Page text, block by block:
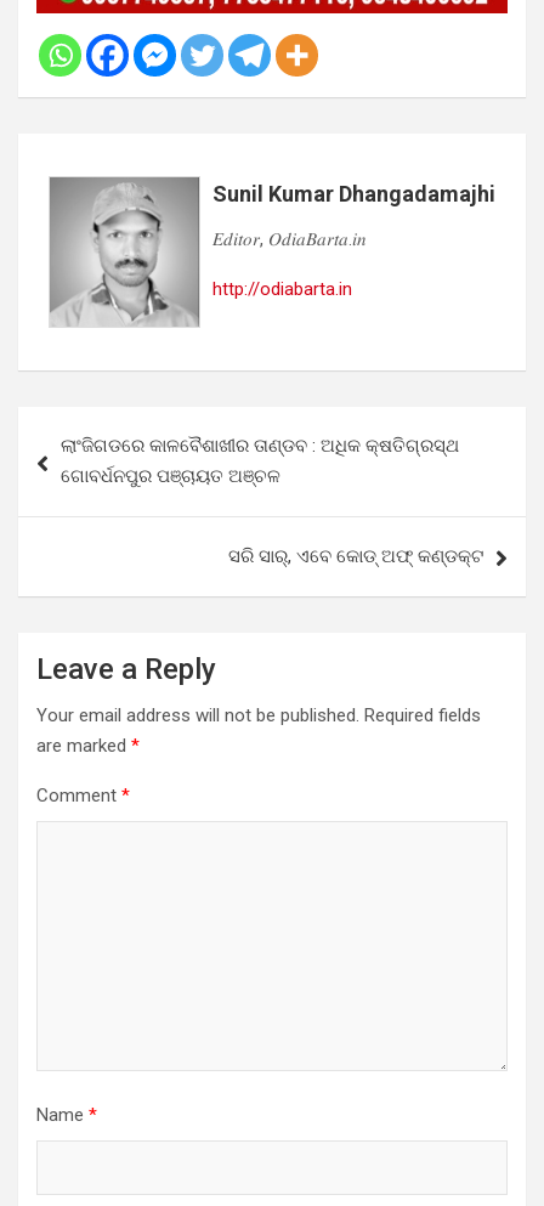
Sunil Kumar Dhangadamajhi
𝐸𝑑𝑖𝑡𝑜𝑟, 𝑂𝑑𝑖𝑎𝐵𝑎𝑟𝑡𝑎.𝑖𝑛
http://odiabarta.in
navigation
ଲାଂଜିଗଡରେ କାଳବୈଶାଖୀର ତାଣ୍ଡବ : ଅଧିକ କ୍ଷତିଗ୍ରସ୍ଥ
ଗୋବର୍ଧନପୁର ପଞ୍ଚାୟତ ଅଞ୍ଚଳ
ସରି ସାର୍, ଏବେ କୋଡ୍ ଅଫ୍ କଣ୍ଡକ୍ଟ
Leave a Reply
Your email address will not be published. Required fields
are marked *
Comment *
Name *